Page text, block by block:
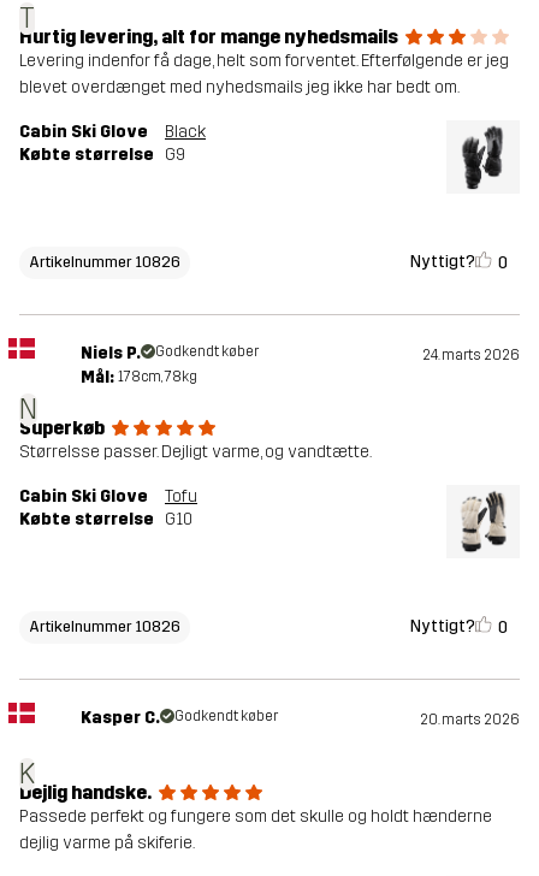
T
Hurtig levering, alt for mange nyhedsmails
Levering indenfor få dage, helt som forventet. Efterfølgende er jeg
blevet overdænget med nyhedsmails jeg ikke har bedt om.
Cabin Ski Glove
Black
Købte størrelse
G9
Artikelnummer 10826 Nyttigt? 0
N
Niels P. Godkendt køber 24. marts 2026
Mål: 178cm, 78kg
Superkøb
Størrelsse passer. Dejligt varme, og vandtætte.
Cabin Ski Glove
Tofu
Købte størrelse
G10
Artikelnummer 10826 Nyttigt? 0
K
Kasper C. Godkendt køber 20. marts 2026
Dejlig handske.
Passede perfekt og fungere som det skulle og holdt hænderne
dejlig varme på skiferie.